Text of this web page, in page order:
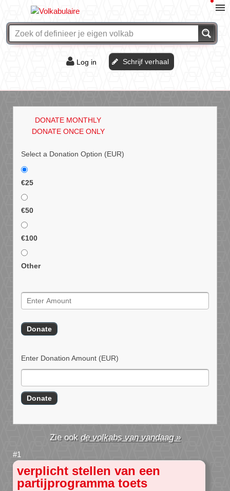
Log in Schrijf verhaal
DONATE MONTHLY
DONATE ONCE ONLY
Select a Donation Option (EUR)
€25
€50
€100
Other
Enter Donation Amount (EUR)
de volkabs van vandaag »
verplicht stellen van een
partijprogramma toets